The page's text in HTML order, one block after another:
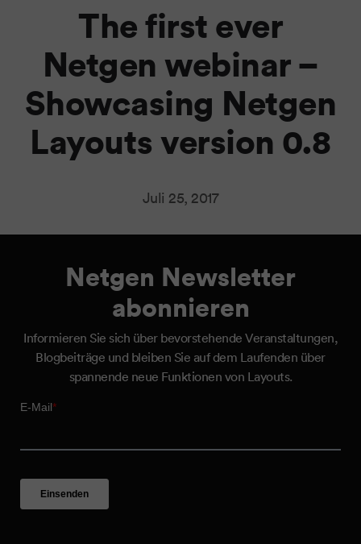
The first ever
Netgen webinar –
Showcasing Netgen
Layouts version 0.8
Juli 25, 2017
Netgen Newsletter
abonnieren
Informieren Sie sich über bevorstehende Veranstaltungen,
Blogbeiträge und bleiben Sie auf dem Laufenden über
spannende neue Funktionen von Layouts.